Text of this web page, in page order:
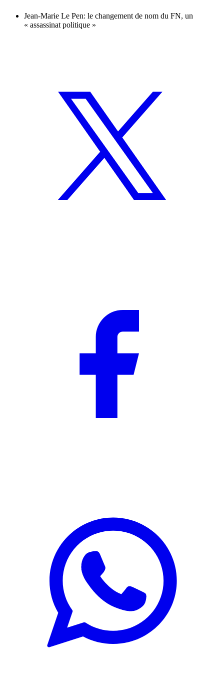
Jean-Marie Le Pen: le changement de nom du FN, un
« assassinat politique »